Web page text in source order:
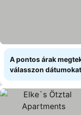
A pontos árak
válasszon dátumokat